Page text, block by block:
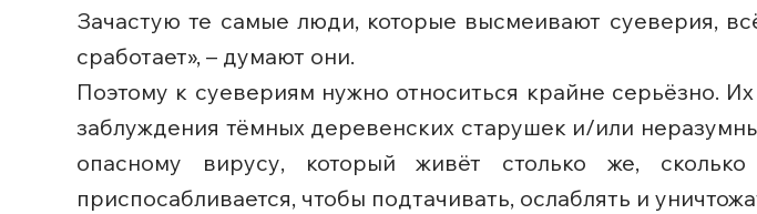
Зачастую те самые люди, которые высмеивают суеверия,
сработает», – думают они.
Поэтому к суевериям нужно относиться крайне серьёзно.
заблуждения тёмных деревенских старушек и/или
опасному вирусу, который живёт столько же,
приспосабливается, чтобы подтачивать, ослаблять и